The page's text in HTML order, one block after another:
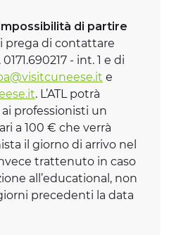
di partire
prega di contattare
- int. 1 e di
isitcuneese.it e
. L’ATL potrà
professionisti un
a 100 € che verrà
il giorno di arrivo nel
trattenuto in caso
all’educational, non
precedenti la data